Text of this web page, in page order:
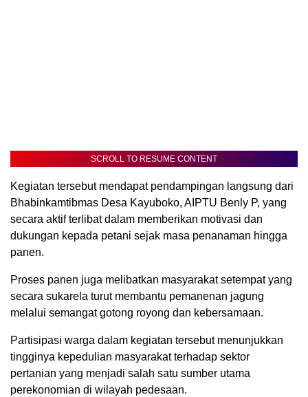
SCROLL TO RESUME CONTENT
Kegiatan tersebut mendapat pendampingan langsung dari
Bhabinkamtibmas Desa Kayuboko, AIPTU Benly P, yang
secara aktif terlibat dalam memberikan motivasi dan
dukungan kepada petani sejak masa penanaman hingga
panen.
Proses panen juga melibatkan masyarakat setempat yang
secara sukarela turut membantu pemanenan jagung
melalui semangat gotong royong dan kebersamaan.
Partisipasi warga dalam kegiatan tersebut menunjukkan
tingginya kepedulian masyarakat terhadap sektor
pertanian yang menjadi salah satu sumber utama
perekonomian di wilayah pedesaan.